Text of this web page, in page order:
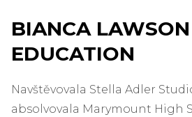
BIANCA LAWSON
EDUCATION
Navštěvovala Stella Adler
absolvovala Marymount High